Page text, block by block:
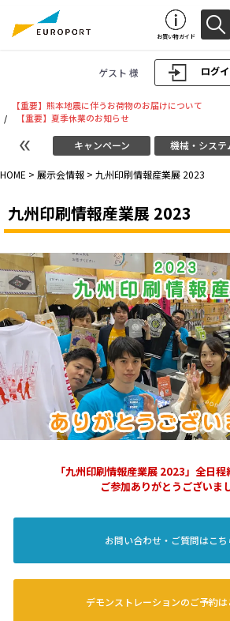
ログ
ゲスト 様
お買い物ガイド
【重要】熊本地震に伴うお荷物のお届けについて
/
【重要】夏季休業のお知らせ
キャンペーン 機械・システ
HOME > 展示会情報 > 九州印刷情報産業展 2023
九州印刷情報産業展 2023
「九州印刷情報産業展 2023」全日程
ご参加ありがとうございま
お問い合わせ・ご質問はこち
デモンストレーションのご予約は